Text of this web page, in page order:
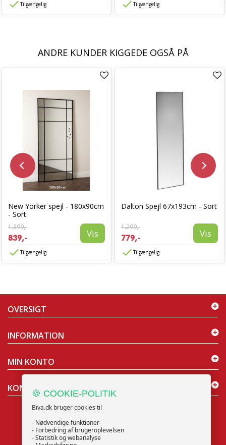
Tilgængelig Tilgængelig
ANDRE KUNDER KIGGEDE OGSÅ PÅ
New Yorker spejl - 180x90cm
- Sort
1.399,-
839,- Vis
Tilgængelig
Dalton Spejl 67x193cm - Sort
1.299,-
779,- Vis
Tilgængelig
OVERSIGT
INFORMATION
MIN KONTO
KONTAKT OS
🍪 COOKIE-POLITIK
Biva.dk bruger cookies til
- Nødvendige funktioner
- Forbedring af brugeroplevelsen
- Statistik og webanalyse